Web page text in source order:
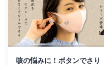
咳の悩みに！ボタンでさり